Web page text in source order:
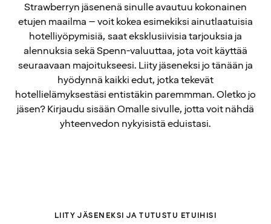
Strawberryn jäsenenä sinulle avautuu kokonainen
etujen maailma – voit kokea esimekiksi ainutlaatuisia
hotelliyöpymisiä, saat eksklusiivisia tarjouksia ja
alennuksia sekä Spenn-valuuttaa, jota voit käyttää
seuraavaan majoitukseesi. Liity jäseneksi jo tänään ja
hyödynnä kaikki edut, jotka tekevät
hotellielämyksestäsi entistäkin paremmman. Oletko jo
jäsen? Kirjaudu sisään Omalle sivulle, jotta voit nähdä
yhteenvedon nykyisistä eduistasi.
LIITY JÄSENEKSI JA TUTUSTU ETUIHISI